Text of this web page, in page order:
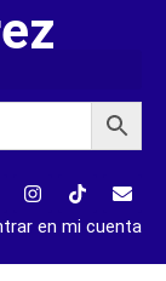
en mi cuenta